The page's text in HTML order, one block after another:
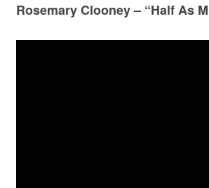
Rosemary Clooney – “Half As